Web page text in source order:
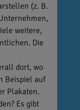
(z. B.
weitere,
Die
dort, wo
Beispiel auf
Plakaten.
Es gibt